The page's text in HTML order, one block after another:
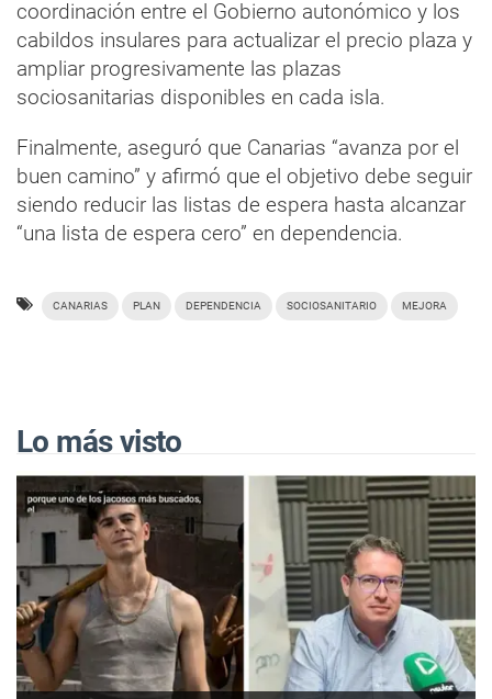
coordinación entre el Gobierno autonómico y los
cabildos insulares para actualizar el precio plaza y
ampliar progresivamente las plazas
sociosanitarias disponibles en cada isla.
Finalmente, aseguró que Canarias “avanza por el
buen camino” y afirmó que el objetivo debe seguir
siendo reducir las listas de espera hasta alcanzar
“una lista de espera cero” en dependencia.
CANARIAS PLAN DEPENDENCIA SOCIOSANITARIO MEJORA
Lo más visto